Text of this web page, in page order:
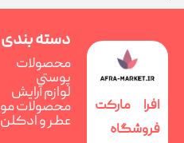
را همزمان ترمیم، تغذیه و فوق العاده
افرا مارکت
فروشگاه
دسته بندی
محصولات
پوستی
لوازم آرایش
محصولات مو
عطر و ادکلن